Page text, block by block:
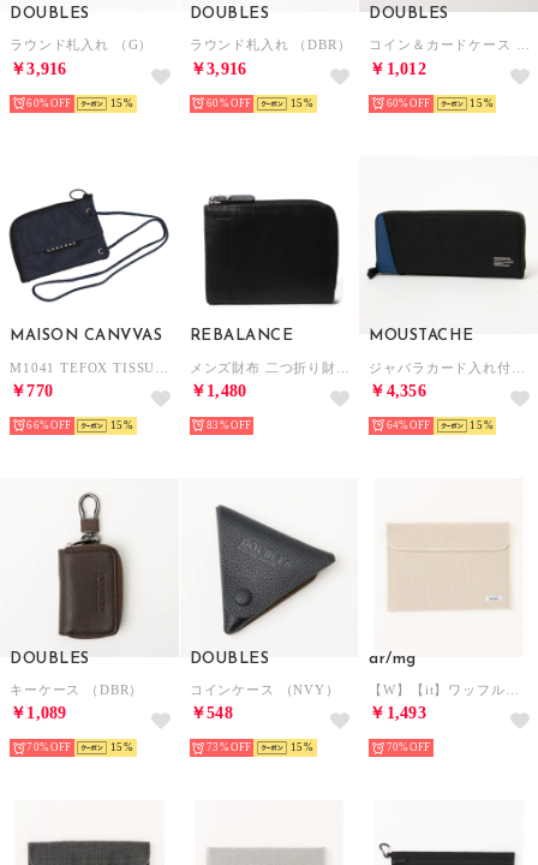
DOUBLES
ラウンド札入れ （G）
￥3,916
60% 15
DOUBLES
ラウンド札入れ （DBR）
￥3,916
60% 15
DOUBLES
コイン＆カードケース （RED）
￥1,012
60% 15
MAISON CANVVAS
￥770
66% 15
REBALANCE
￥1,480
83%
MOUSTACHE
￥4,356
64% 15
DOUBLES
キーケース （DBR）
￥1,089
70% 15
DOUBLES
コインケース （NVY）
￥548
73% 15
ar/mg
￥1,493
70%